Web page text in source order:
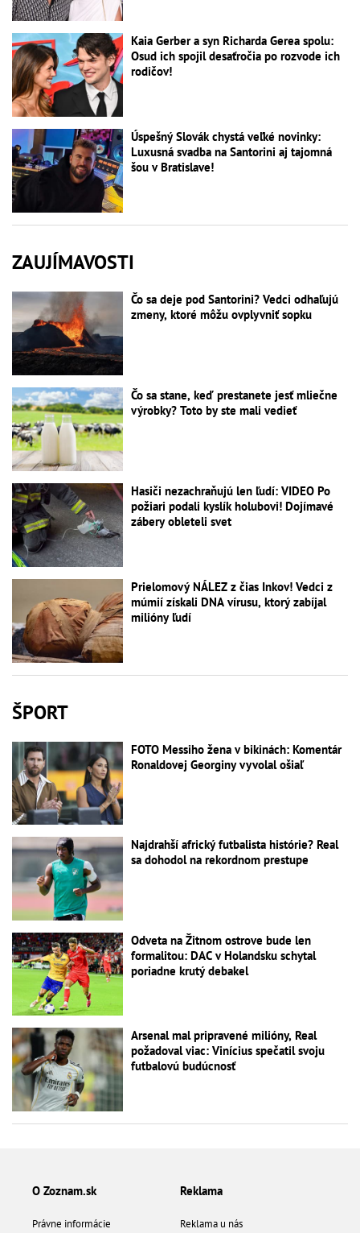
Kaia Gerber a syn Richarda Gerea spolu:
Osud ich spojil desaťročia po rozvode ich
rodičov!
Úspešný Slovák chystá veľké novinky:
Luxusná svadba na Santorini aj tajomná
šou v Bratislave!
ZAUJÍMAVOSTI
Čo sa deje pod Santorini? Vedci odhaľujú
zmeny, ktoré môžu ovplyvniť sopku
Čo sa stane, keď prestanete jesť mliečne
výrobky? Toto by ste mali vedieť
Hasiči nezachraňujú len ľudí: VIDEO Po
požiari podali kyslík holubovi! Dojímavé
zábery obleteli svet
Prielomový NÁLEZ z čias Inkov! Vedci z
múmií získali DNA vírusu, ktorý zabíjal
milióny ľudí
ŠPORT
FOTO Messiho žena v bikinách: Komentár
Ronaldovej Georginy vyvolal ošiaľ
Najdrahší africký futbalista histórie? Real
sa dohodol na rekordnom prestupe
Odveta na Žitnom ostrove bude len
formalitou: DAC v Holandsku schytal
poriadne krutý debakel
Arsenal mal pripravené milióny, Real
požadoval viac: Vinícius spečatil svoju
futbalovú budúcnosť
O Zoznam.sk
Právne informácie
Reklama
Reklama u nás